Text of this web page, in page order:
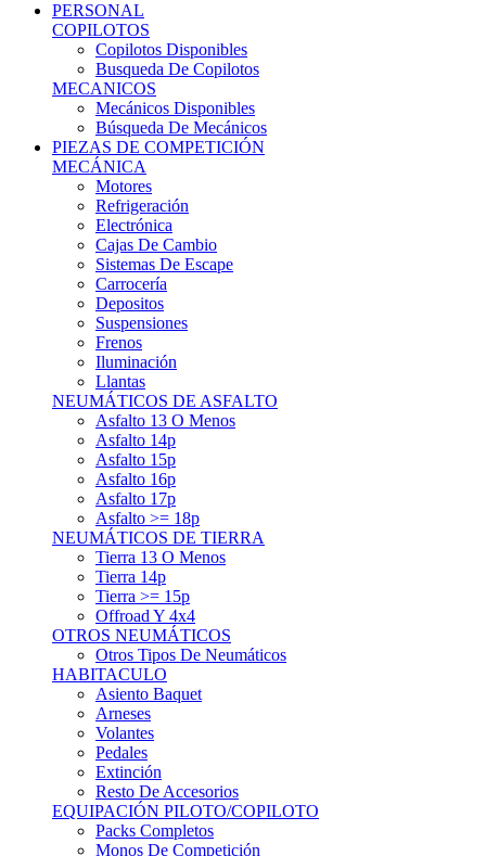
PERSONAL
COPILOTOS
Copilotos Disponibles
Busqueda De Copilotos
MECANICOS
Mecánicos Disponibles
Búsqueda De Mecánicos
PIEZAS DE COMPETICIÓN
MECÁNICA
Motores
Refrigeración
Electrónica
Cajas De Cambio
Sistemas De Escape
Carrocería
Depositos
Suspensiones
Frenos
Iluminación
Llantas
NEUMÁTICOS DE ASFALTO
Asfalto 13 O Menos
Asfalto 14p
Asfalto 15p
Asfalto 16p
Asfalto 17p
Asfalto >= 18p
NEUMÁTICOS DE TIERRA
Tierra 13 O Menos
Tierra 14p
Tierra >= 15p
Offroad Y 4x4
OTROS NEUMÁTICOS
Otros Tipos De Neumáticos
HABITACULO
Asiento Baquet
Arneses
Volantes
Pedales
Extinción
Resto De Accesorios
EQUIPACIÓN PILOTO/COPILOTO
Packs Completos
Monos De Competición